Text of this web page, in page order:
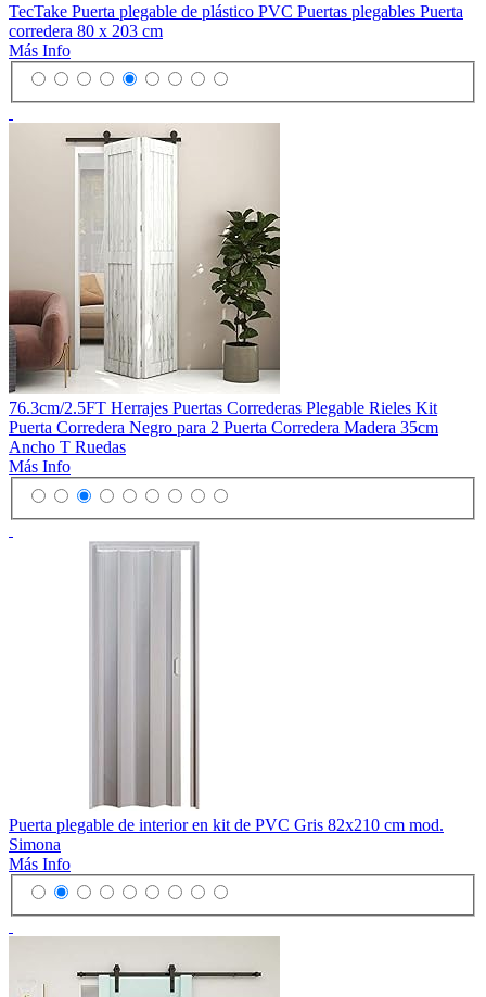
TecTake Puerta plegable de plástico PVC Puertas plegables Puerta
corredera 80 x 203 cm
Más Info
76.3cm/2.5FT Herrajes Puertas Correderas Plegable Rieles Kit
Puerta Corredera Negro para 2 Puerta Corredera Madera 35cm
Ancho T Ruedas
Más Info
Puerta plegable de interior en kit de PVC Gris 82x210 cm mod.
Simona
Más Info